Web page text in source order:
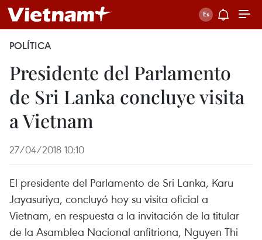
POLÍTICA
Presidente del Parlamento
de Sri Lanka concluye visita
a Vietnam
27/04/2018 10:10
El presidente del Parlamento de Sri Lanka, Karu
Jayasuriya, concluyó hoy su visita oficial a
Vietnam, en respuesta a la invitación de la titular
de la Asamblea Nacional anfitriona, Nguyen Thi